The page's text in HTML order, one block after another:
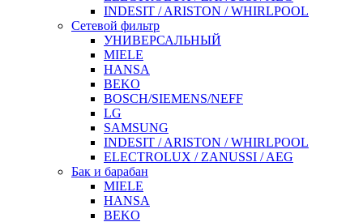
INDESIT / ARISTON / WHIRLPOOL
Сетевой фильтр
УНИВЕРСАЛЬНЫЙ
MIELE
HANSA
BEKO
BOSCH/SIEMENS/NEFF
LG
SAMSUNG
INDESIT / ARISTON / WHIRLPOOL
ELECTROLUX / ZANUSSI / AEG
Бак и барабан
MIELE
HANSA
BEKO